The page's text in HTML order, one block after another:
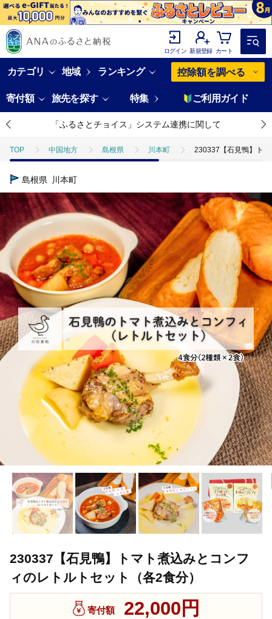
ログイン 新規登録 カート
カテゴリ 地域 ランキング 控除額を調べる
寄付額 旅先を探す 特集 ご利用ガイド
「ふるさとチョイス」システム連携に関して
TOP 中国地方 島根県 川本町 230337【石見鴨】ト
島根県 川本町
230337【石見鴨】トマト煮込みとコンフ
ィのレトルトセット（各2食分）
寄付額 22,000円